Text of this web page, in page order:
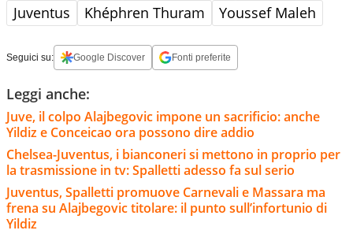
Juventus
Khéphren Thuram Youssef Maleh
Seguici su: Google Discover Fonti preferite
Leggi anche:
Juve, il colpo Alajbegovic impone un sacrificio: anche
Yildiz e Conceicao ora possono dire addio
Chelsea-Juventus, i bianconeri si mettono in proprio per
la trasmissione in tv: Spalletti adesso fa sul serio
Juventus, Spalletti promuove Carnevali e Massara ma
frena su Alajbegovic titolare: il punto sull’infortunio di
Yildiz